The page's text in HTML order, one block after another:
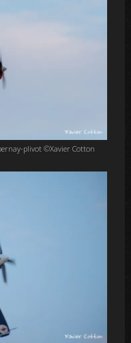
plivot ©Xavier Cotton